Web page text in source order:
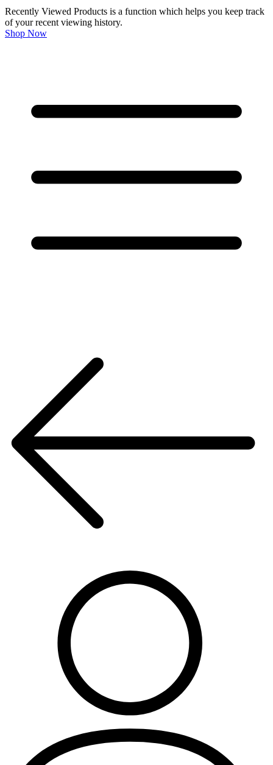
Recently Viewed Products is a function which helps you keep track
of your recent viewing history.
Shop Now